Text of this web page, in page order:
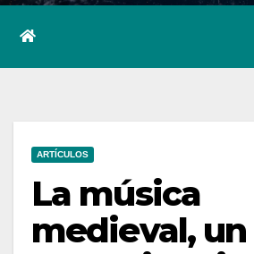
ARTÍCULOS
La música
medieval,